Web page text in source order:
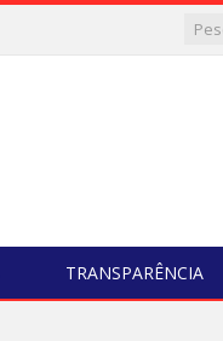
TRANSPARÊNCIA